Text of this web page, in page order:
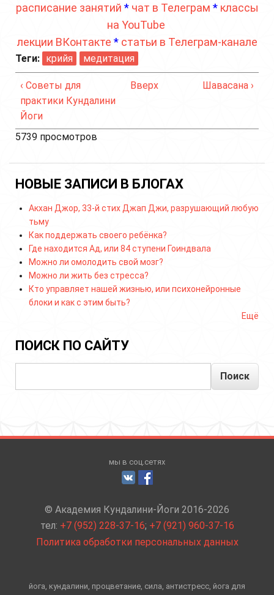
расписание занятий * чат в Телеграм * классы
на YouTube
лекции ВКонтакте * статьи в Телеграм-канале
Теги: крийя медитация
‹ Советы для
практики Кундалини
Йоги
Вверх Шавасана ›
5739 просмотров
НОВЫЕ ЗАПИСИ В БЛОГАХ
Акхан Джор, 33-й стих Джап Джи, разрушающий любую
тьму
Как поддержать своего ребёнка?
Где находится Ад, или 84 ступени Гоиндвала
Можно ли омолодить свой мозг?
Можно ли жить без стресса?
Кто управляет нашей жизнью, или психонейронные
блоки и как с этим быть?
Ещё
ПОИСК ПО САЙТУ
мы в соц.сетях
© Академия Кундалини-Йоги 2016-2026
тел: +7 (952) 228-37-16; +7 (921) 960-37-16
Политика обработки персональных данных
йога, кундалини, процветание, сила, антистресс, йога для